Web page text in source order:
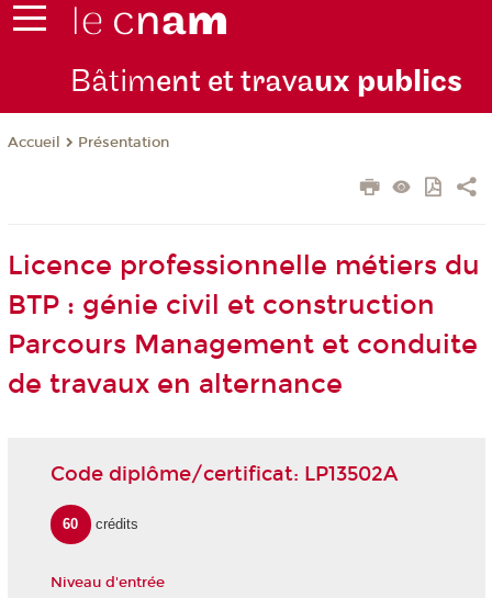
Bâtiment et travaux publics
Accueil Présentation
Licence professionnelle métiers du
BTP : génie civil et construction
Parcours Management et conduite
de travaux en alternance
Code diplôme/certificat: LP13502A
60 crédits
Niveau d'entrée